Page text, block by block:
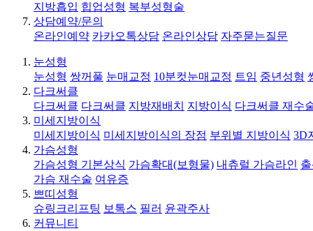
지방흡입 힙업성형 복부성형술
상담예약/문의
온라인예약 카카오톡상담 온라인상담 자주묻는질문
눈성형
눈성형 쌍꺼풀 눈매교정 10분컷눈매교정 트임 중년성형
다크써클
다크써클 다크써클 지방재배치 지방이식 다크써클 재수
미세지방이식
미세지방이식 미세지방이식의 장점 부위별 지방이식 3D
가슴성형
가슴성형 기본상식 가슴확대(보형물) 내츄럴 가슴라인
가슴 재수술 여유증
쁘띠성형
슈링크리프팅 보톡스 필러 윤곽주사
커뮤니티